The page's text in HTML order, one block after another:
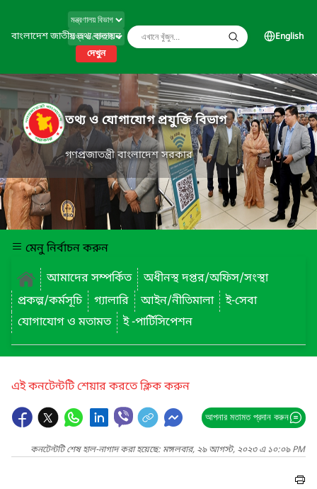
বাংলাদেশ জাতীয় তথ্য বাতায়ন
দেখুন
English
তথ্য ও যোগাযোগ প্রযুক্তি বিভাগ
গণপ্রজাতন্ত্রী বাংলাদেশ সরকার
মেনু নির্বাচন করুন
আমাদের সম্পর্কিত
অধীনস্থ দপ্তর/অফিস/সংস্থা
প্রকল্প/কর্মসূচি
গ্যালারি আইন/নীতিমালা
ই-সেবা
যোগাযোগ ও মতামত
ই -পার্টিসিপেশন
এই কনটেন্টটি শেয়ার করতে ক্লিক করুন
আপনার মতামত প্রদান করুন
কনটেন্টটি শেষ হাল-নাগাদ করা হয়েছে: মঙ্গলবার, ২৯ আগস্ট, ২০২৩ এ ১০:০৯ PM